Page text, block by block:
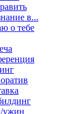
в...
о тебе
ужин